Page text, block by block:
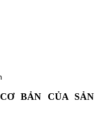
BẢN CỦA SẢN